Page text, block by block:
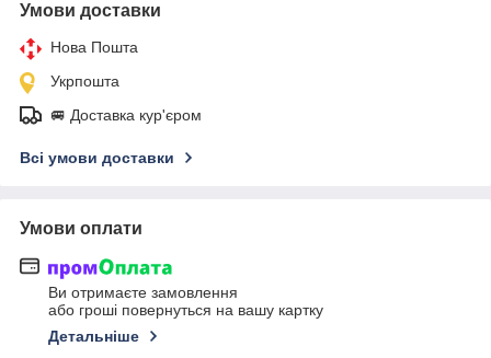
Умови доставки
Нова Пошта
Укрпошта
🚐 Доставка кур'єром
Всі умови доставки
Умови оплати
Ви отримаєте замовлення
або гроші повернуться на вашу картку
Детальніше